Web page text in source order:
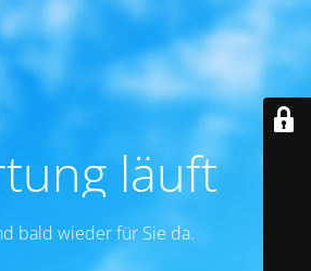
läuft
bald wieder für Sie da.